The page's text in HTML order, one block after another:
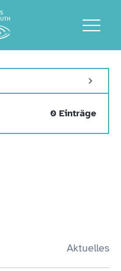
Aktuelles
0 Einträge